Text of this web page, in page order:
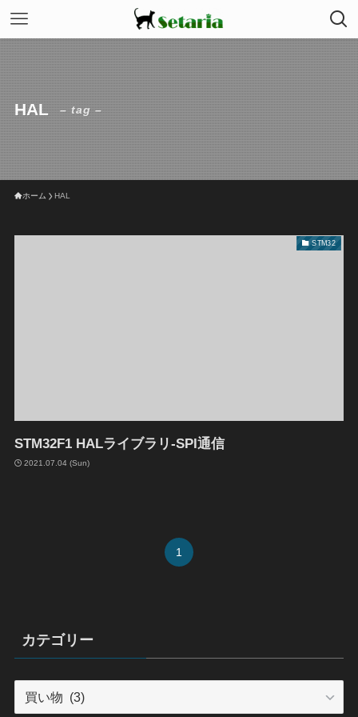
HAL – tag –
ホーム HAL
STM32
STM32F1 HALライブラリ-SPI通信
2021.07.04 (Sun)
1
カテゴリー
カ
テ